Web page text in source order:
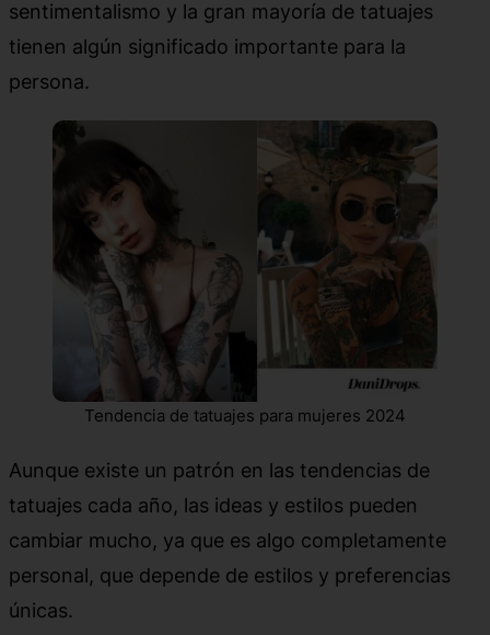
sentimentalismo y la gran mayoría de tatuajes
tienen algún significado importante para la
persona.
Tendencia de tatuajes para mujeres 2024
Aunque existe un patrón en las tendencias de
tatuajes cada año, las ideas y estilos pueden
cambiar mucho, ya que es algo completamente
personal, que depende de estilos y preferencias
únicas.